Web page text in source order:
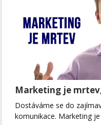
Marketing je
Dostáváme se do
komunikace. Marketing